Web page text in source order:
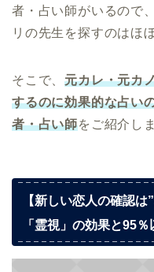
者・占い師がいるので
リの先生を探すのはほ
そこで、元カレ・元カ
するのに効果的な占い
者・占い師をご紹介し
【新しい恋人の確認は
「霊視」の効果と95